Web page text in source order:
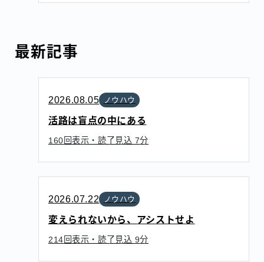
最新記事
2026.08.05 ノウハウ
活路は盲点の中にある
160回表示・読了見込 7分
2026.07.22 ノウハウ
変えられないから、アシストせよ
214回表示・読了見込 9分